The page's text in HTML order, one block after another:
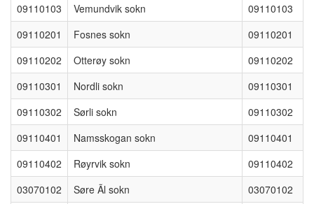
09110103
Vemundvik sokn
09110103
09110201
Fosnes sokn
09110201
09110202
Otterøy sokn
09110202
09110301
Nordli sokn
09110301
09110302
Sørli sokn
09110302
09110401
Namsskogan sokn
09110401
09110402
Røyrvik sokn
09110402
03070102
Søre Ãl sokn
03070102